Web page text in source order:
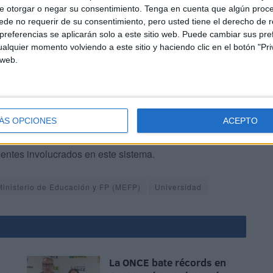
otorgar o negar su consentimiento. Tenga en cuenta que algún
no requerir de su consentimiento, pero usted tiene el derecho de
se aplicarán solo a este sitio web. Puede cambiar sus
momento volviendo a este sitio y haciendo clic en el botón
OPCIONES ACEPTO
asistencia de diferentes instituciones de la Ciudad,
de Educación e incluso los sindicatos, entre otros.
la salud de la Educación en España y cómo se
involucrados en este sistema.
de Educación y FP (MEFP) Universidad
La ONCE bate récords en